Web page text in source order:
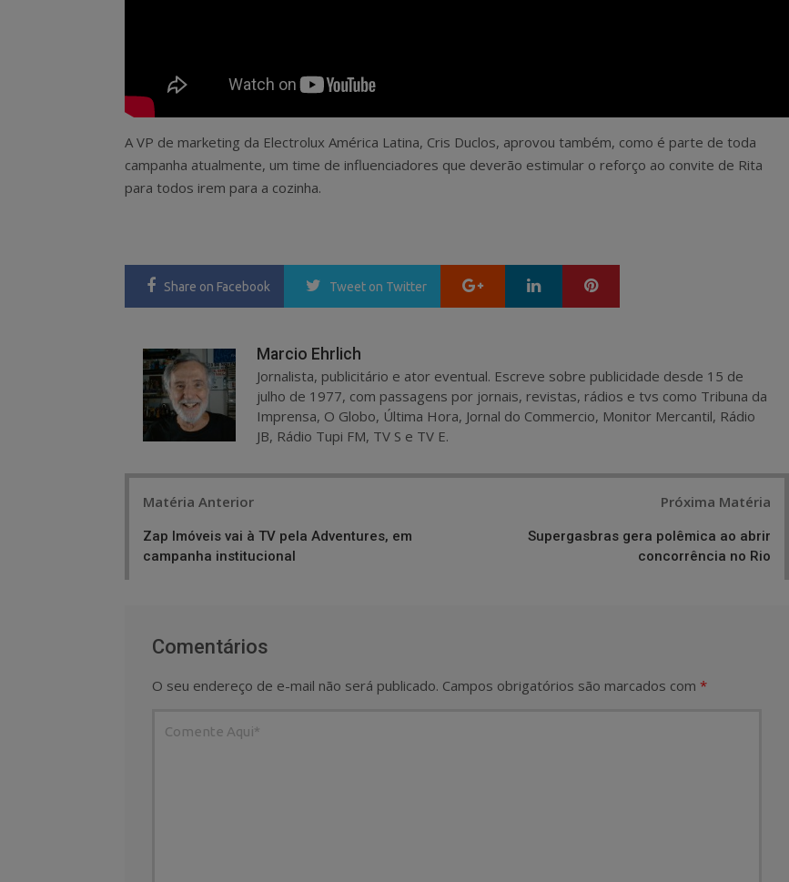
A VP de marketing da Electrolux América Latina, Cris Duclos, aprovou também, como é parte de toda
campanha atualmente, um time de influenciadores que deverão estimular o reforço ao convite de Rita
para todos irem para a cozinha.
Share on Facebook Tweet on Twitter Google+ LinkedIn
Marcio Ehrlich
Jornalista, publicitário e ator eventual. Escreve sobre publicidade desde 15 de
julho de 1977, com passagens por jornais, revistas, rádios e tvs como Tribuna da
Imprensa, O Globo, Última Hora, Jornal do Commercio, Monitor Mercantil, Rádio
JB, Rádio Tupi FM, TV S e TV E.
Matéria Anterior
Zap Imóveis vai à TV pela Adventures, em
campanha institucional
Próxima Matéria
Supergasbras gera polêmica ao abrir
concorrência no Rio
Comentários
O seu endereço de e-mail não será publicado. Campos obrigatórios são marcados com *